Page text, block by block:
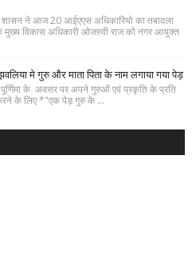
ने आज 20 आईएएस अधिकारियो का तबादला
मुख्य विकास अधिकारी ओजस्वी राज को नगर आयुक्त
मे गुरु और माता पिता के नाम लगाया गया पेड़
के अवसर पर अपने गुरुओं एवं प्रकृति के प्रति
के लिए *"एक पेड़ गुरु के ...